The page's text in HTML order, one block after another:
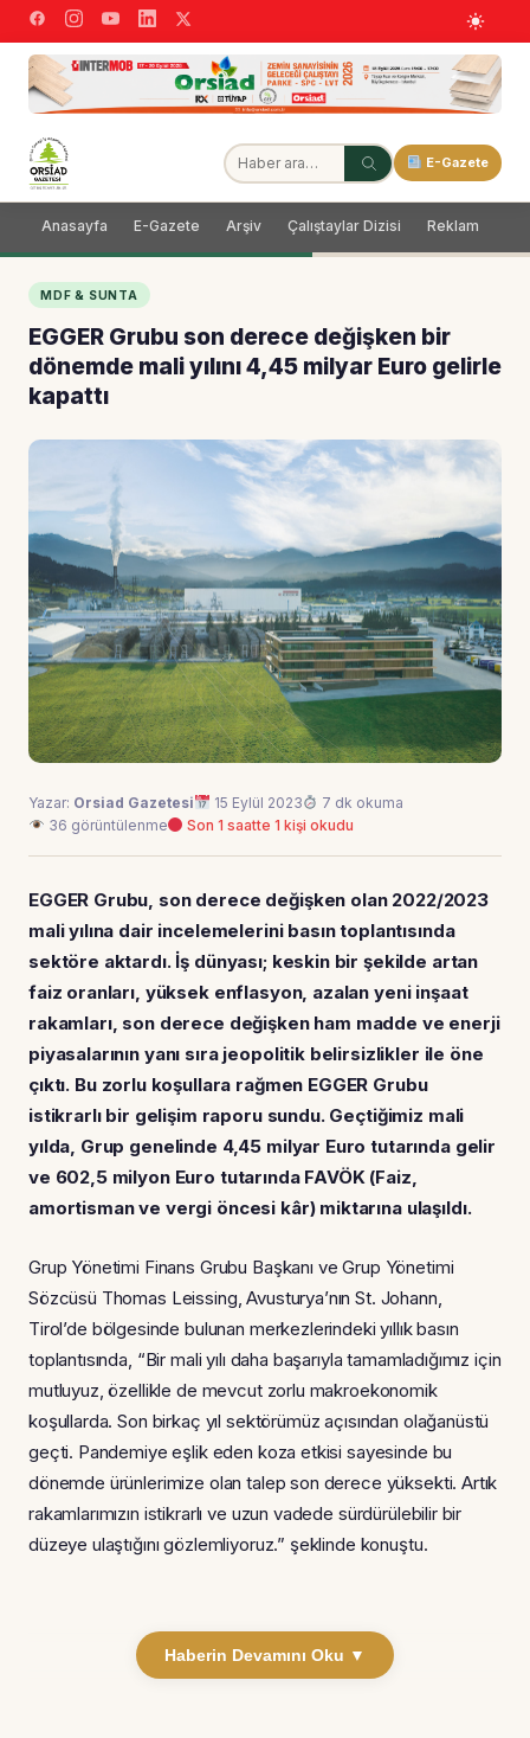
E-Gazete
Anasayfa E-Gazete Arşiv Çalıştaylar Dizisi Reklam
MDF & SUNTA
EGGER Grubu son derece değişken bir
dönemde mali yılını 4,45 milyar Euro gelirle
kapattı
Yazar: Orsiad Gazetesi 15 Eylül 2023
7 dk okuma
36 görüntülenme
Son 1 saatte 1 kişi okudu
EGGER Grubu, son derece değişken olan 2022/2023
mali yılına dair incelemelerini basın toplantısında
sektöre aktardı. İş dünyası; keskin bir şekilde artan
faiz oranları, yüksek enflasyon, azalan yeni inşaat
rakamları, son derece değişken ham madde ve enerji
piyasalarının yanı sıra jeopolitik belirsizlikler ile öne
çıktı. Bu zorlu koşullara rağmen EGGER Grubu
istikrarlı bir gelişim raporu sundu. Geçtiğimiz mali
yılda, Grup genelinde 4,45 milyar Euro tutarında gelir
ve 602,5 milyon Euro tutarında FAVÖK (Faiz,
amortisman ve vergi öncesi kâr) miktarına ulaşıldı.
Grup Yönetimi Finans Grubu Başkanı ve Grup Yönetimi
Sözcüsü Thomas Leissing, Avusturya’nın St. Johann,
Tirol’de bölgesinde bulunan merkezlerindeki yıllık basın
toplantısında, “Bir mali yılı daha başarıyla tamamladığımız için
mutluyuz, özellikle de mevcut zorlu makroekonomik
koşullarda. Son birkaç yıl sektörümüz açısından olağanüstü
geçti. Pandemiye eşlik eden koza etkisi sayesinde bu
dönemde ürünlerimize olan talep son derece yüksekti. Artık
rakamlarımızın istikrarlı ve uzun vadede sürdürülebilir bir
düzeye ulaştığını gözlemliyoruz.” şeklinde konuştu.
Haberin Devamını Oku ▼